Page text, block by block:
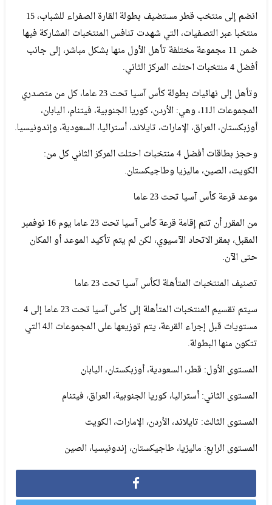
انضم إلى منتخب قطر مستضيف بطولة القارة الصفراء للشباب، 15
منتخبا عبر التصفيات، التي شهدت تنافس المنتخبات المشاركة فيها
ضمن 11 مجموعة مختلفة تأهل الأول منها بشكل مباشر، إلى جانب
أفضل 4 منتخبات احتلت المركز الثاني.
وتأهل إلى نهائيات بطولة كأس آسيا تحت 23 عاما، كل من متصدري
المجموعات الـ11، وهي: الأردن، كوريا الجنوبية، فيتنام، اليابان،
أوزبكستان، العراق، الإمارات، تايلاند، أستراليا، السعودية، وإندونيسيا.
وحجز بطاقات أفضل 4 منتخبات احتلت المركز الثاني كل من:
الكويت، الصين، ماليزيا وطاجيكستان.
موعد قرعة كأس آسيا تحت 23 عاما
من المقرر أن تتم إقامة قرعة كأس آسيا تحت 23 عاما يوم 16 نوفمبر
المقبل، بمقر الاتحاد الآسيوي، لكن لم يتم تأكيد الموعد أو المكان
حتى الآن.
تصنيف المنتخبات المتأهلة لكأس آسيا تحت 23 عاما
سيتم تقسيم المنتخبات المتأهلة إلى كأس آسيا تحت 23 عاما إلى 4
مستويات قبل إجراء القرعة، يتم توزيعها على المجموعات الـ4 التي
تتكون منها البطولة.
المستوى الأول: قطر، السعودية، أوزبكستان، اليابان
المستوى الثاني: أستراليا، كوريا الجنوبية، العراق، فيتنام
المستوى الثالث: تايلاند، الأردن، الإمارات، الكويت
المستوى الرابع: ماليزيا، طاجيكستان، إندونيسيا، الصين